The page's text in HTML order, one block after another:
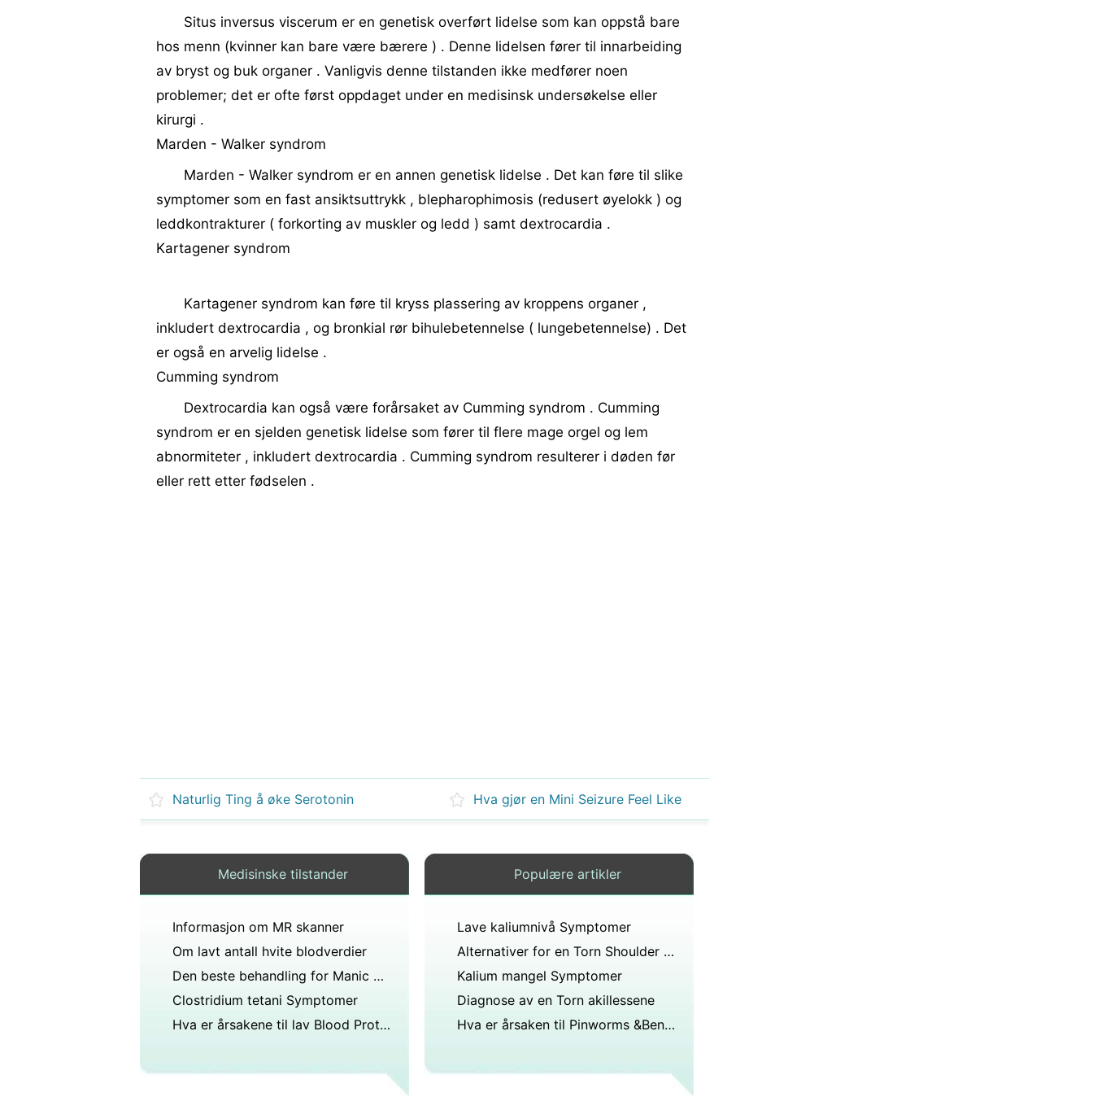
Situs inversus viscerum er en genetisk overført lidelse som kan oppstå bare
hos menn (kvinner kan bare være bærere ) . Denne lidelsen fører til innarbeiding
av bryst og buk organer . Vanligvis denne tilstanden ikke medfører noen
problemer; det er ofte først oppdaget under en medisinsk undersøkelse eller
kirurgi .
Marden - Walker syndrom
Marden - Walker syndrom er en annen genetisk lidelse . Det kan føre til slike
symptomer som en fast ansiktsuttrykk , blepharophimosis (redusert øyelokk ) og
leddkontrakturer ( forkorting av muskler og ledd ) samt dextrocardia .
Kartagener syndrom
Kartagener syndrom kan føre til kryss plassering av kroppens organer ,
inkludert dextrocardia , og bronkial rør bihulebetennelse ( lungebetennelse) . Det
er også en arvelig lidelse .
Cumming syndrom
Dextrocardia kan også være forårsaket av Cumming syndrom . Cumming
syndrom er en sjelden genetisk lidelse som fører til flere mage orgel og lem
abnormiteter , inkludert dextrocardia . Cumming syndrom resulterer i døden før
eller rett etter fødselen .
Naturlig Ting å øke Serotonin Hva gjør en Mini Seizure Feel Like
Medisinske tilstander
Informasjon om MR skanner
Om lavt antall hvite blodverdier
Den beste behandling for Manic Depression
Clostridium tetani Symptomer
Hva er årsakene til lav Blood Protein
Populære artikler
Lave kaliumnivå Symptomer
Alternativer for en Torn Shoulder sene
Kalium mangel Symptomer
Diagnose av en Torn akillessene
Hva er årsaken til Pinworms &Bendelorm